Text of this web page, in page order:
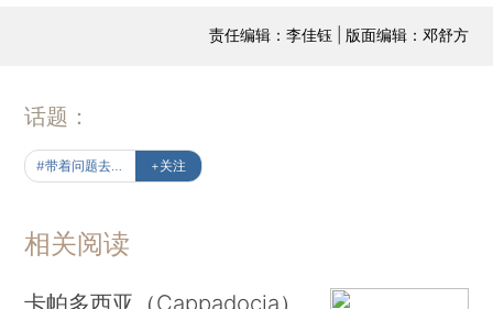
责任编辑：李佳钰 | 版面编辑：邓舒方
话题：
+关注
相关阅读
卡帕多西亚（Cappadocia）